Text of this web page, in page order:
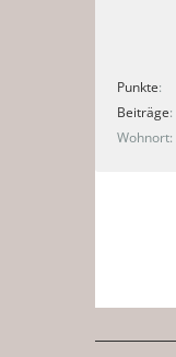
Punkte
Beiträge
Wohnort